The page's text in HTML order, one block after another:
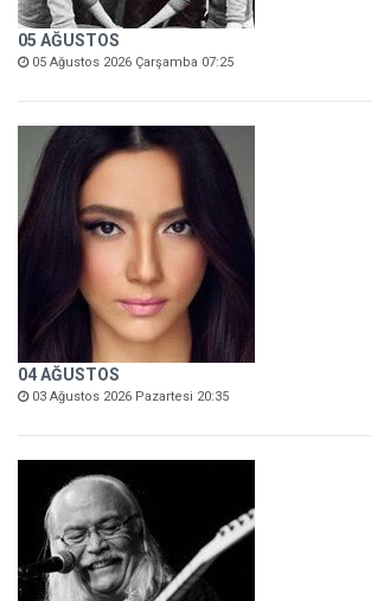
05 AĞUSTOS
05 Ağustos 2026 Çarşamba 07:25
04 AĞUSTOS
03 Ağustos 2026 Pazartesi 20:35